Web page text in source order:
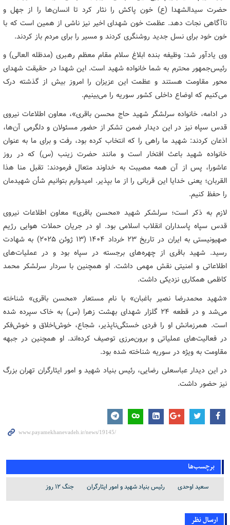
حضرت سیدالشهدا (ع) خون پاکش را نثار کرد تا انسان‌ها را از جهل و
ناآگاهی نجات دهد. عظمت خون شهدای اخیر نیز ناشی از همین است که با
خون خود برای نسل جدید روشنگری کردند و مسیر را برای مردم باز کردند.
وی یادآور شد: وظیفه بنده ابلاغ سلام مقام معظم رهبری (مدظله العالی) و
رئیس‌جمهور محترم به شما خانواده شهید است. این شهدا در حقیقت شهدای
محور مقاومت هستند و عظمت این عزیزان را امروز بیش از گذشته درک
می‌کنیم که اوضاع داخلی کشور سوریه را می‌بینیم.
در ادامه، خانواده سرلشگر شهید حاج محسن باقری»، معاون اطلاعات نیروی
قدس سپاه نیز در این دیدار ضمن تشکر از حضور مسئولان و دلگرمی آن‌ها،
اذعان کردند: شهید ما راهی را که انتخاب کرده بود، رفت و برای ما به عنوان
خانواده شهید باعث افتخار است و مانند حضرت زینب (س) که در روز
عاشورا، پس از آن همه مصیبت به خداوند متعال فرمودند: تقبل منا هذا
القربان؛ یعنی خدایا این قربانی را از ما بپذیر. امیدوارم بتوانیم شأن شهیدمان
را حفظ کنیم.
لازم به ذکر است؛ سرلشکر شهید «محسن باقری» معاون اطلاعات نیروی
قدس سپاه پاسداران انقلاب اسلامی بود. او در جریان حملات هوایی رژیم
صهیونیستی به ایران در تاریخ ۲۳ خرداد ۱۴۰۴ (۱۳ ژوئن ۲۰۲۵) به شهادت
رسید. شهید باقری از چهره‌های برجسته در سپاه بود و در عملیات‌های
اطلاعاتی و امنیتی نقش مهمی داشت. او همچنین با سردار سرلشکر محمد
کاظمی همکاری نزدیکی داشت.
«شهید محمدرضا نصیر باغبان» با نام مستعار «محسن باقری» شناخته
می‌شد و در قطعه ۲۴ گلزار شهدای بهشت زهرا (س) به خاک سپرده شده
است. همرزمانش او را فردی خستگی‌ناپذیر، شجاع، خوش‌اخلاق و خوش‌فکر
در فعالیت‌های عملیاتی و برون‌مرزی توصیف کرده‌اند. او همچنین در جبهه
مقاومت به ویژه در سوریه شناخته شده بود.
در این دیدار عباسعلی رضایی، رئیس بنیاد شهید و امور ایثارگران تهران بزرگ
نیز حضور داشت.
برچسب‌ها
سعید اوحدی رئیس بنیاد شهید و امور ایثارگران جنگ 12 روز
ارسال نظر